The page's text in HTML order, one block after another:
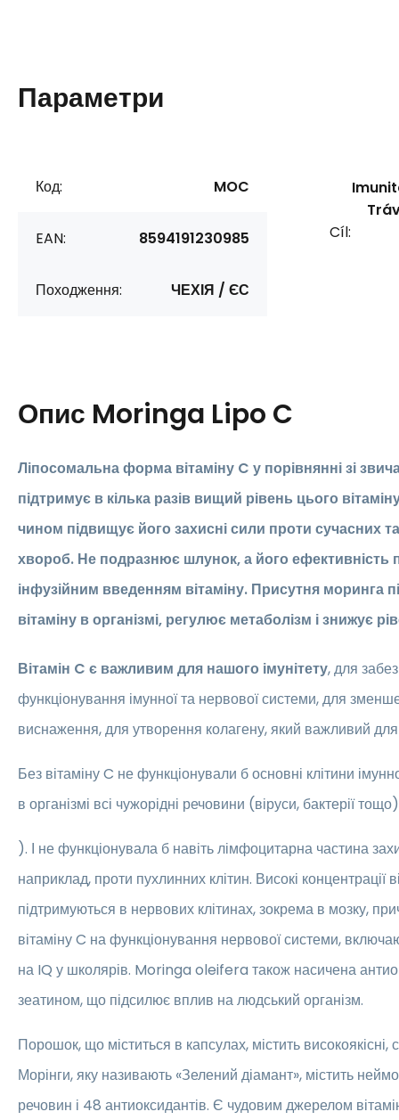
Параметри
Код: MOC
EAN: 8594191230985
Походження: ЧЕХІЯ / ЄС
Cíl:
Опис Moringa Lipo C
Ліпосомальна форма вітаміну C у порівнянні зі
підтримує в кілька разів вищий рівень цього
чином підвищує його захисні сили проти сучасних та
хвороб. Не подразнює шлунок, а його ефективність
інфузійним введенням вітаміну. Присутня моринга
вітаміну в організмі, регулює метаболізм і знижує
Вітамін C є важливим для нашого імунітету, для
функціонування імунної та нервової системи, для
виснаження, для утворення колагену, який важливий для
Без вітаміну C не функціонували б основні клітини
в організмі всі чужорідні речовини (віруси, бактерії
). І не функціонувала б навіть лімфоцитарна частина
наприклад, проти пухлинних клітин. Високі концентрації
підтримуються в нервових клітинах, зокрема в мозку,
вітаміну C на функціонування нервової системи,
на IQ у школярів. Moringa oleifera також насичена
зеатином, що підсилює вплив на людський організм.
Порошок, що міститься в капсулах, містить високоякісні,
Морінги, яку називають «Зелений діамант», містить
речовин і 48 антиоксидантів. Є чудовим джерелом